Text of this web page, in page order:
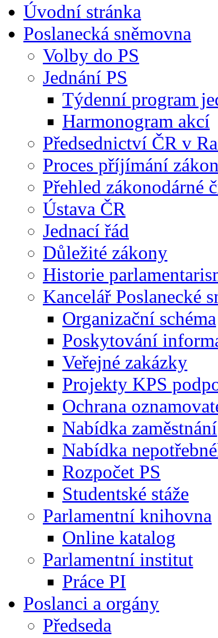
Úvodní stránka
Poslanecká sněmovna
Volby do PS
Jednání PS
Týdenní program
Harmonogram akcí
Předsednictví ČR v
Proces příjímání
Přehled zákonodárné
Ústava ČR
Jednací řád
Důležité zákony
Historie
Kancelář Poslanecké
Organizační schéma
Poskytování
Veřejné zakázky
Projekty KPS
Ochrana
Nabídka zaměstnání
Nabídka
Rozpočet PS
Studentské stáže
Parlamentní knihovna
Online katalog
Parlamentní institut
Práce PI
Poslanci a orgány
Předseda